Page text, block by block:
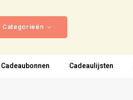
Categorieën
Cadeaubonnen Cadeaulijsten